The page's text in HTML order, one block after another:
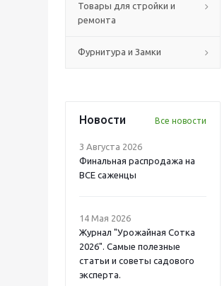
Товары для стройки и
ремонта
Фурнитура и Замки
Новости Все новости
3 Августа 2026
Финальная распродажа на
ВСЕ саженцы
14 Мая 2026
Журнал "Урожайная Сотка
2026". Самые полезные
статьи и советы садового
эксперта.